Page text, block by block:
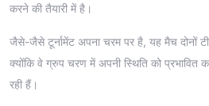
करने की तैयारी में है।
जैसे-जैसे टूर्नामेंट अपना चरम पर है, यह मैच दोनों
क्योंकि वे ग्रुप चरण में अपनी स्थिति को प्रभावित
रही हैं।